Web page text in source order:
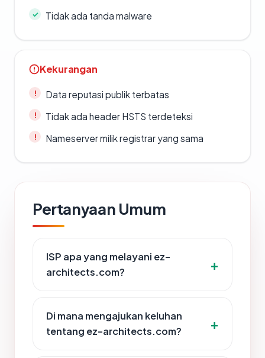
Tidak ada tanda malware
Kekurangan
Data reputasi publik terbatas
Tidak ada header HSTS terdeteksi
Nameserver milik registrar yang sama
Pertanyaan Umum
ISP apa yang melayani ez-
architects.com?
Di mana mengajukan keluhan
tentang ez-architects.com?